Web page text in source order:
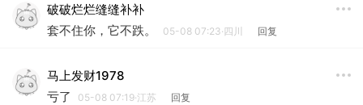
破破烂烂缝缝补补
套不住你，它不跌。
05-08 07:23·四川 回复
马上发财1978
亏了
05-08 07:19·江苏 回复